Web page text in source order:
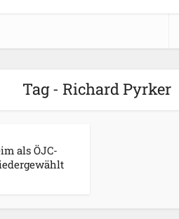
Tag - Richard Pyrker
als ÖJC-